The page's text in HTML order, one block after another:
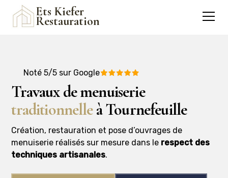
Ets Kiefer
Restauration
Noté 5/5 sur Google
Travaux de menuiserie
traditionnelleà Tournefeuille
Création, restauration et pose d’ouvrages de
menuiserie réalisés sur mesure dans le respect des
techniques artisanales.